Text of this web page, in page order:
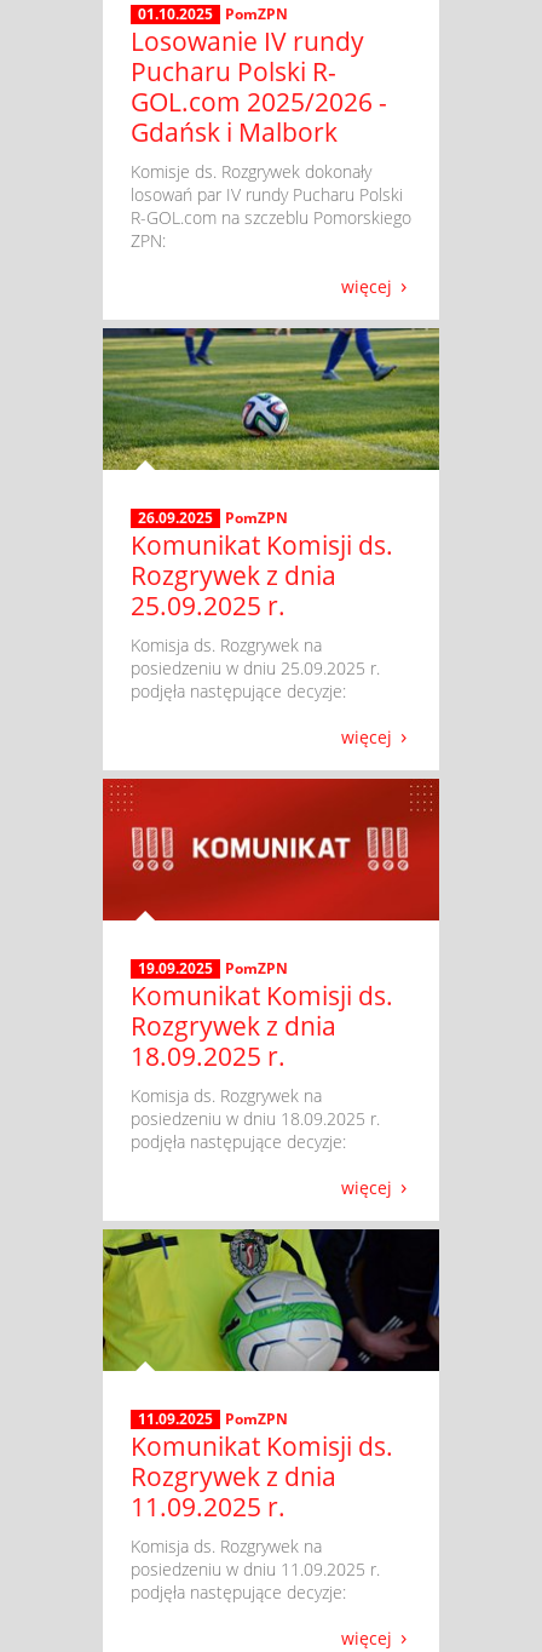
01.10.2025 PomZPN
Losowanie IV rundy
Pucharu Polski R-
GOL.com 2025/2026 -
Gdańsk i Malbork
​ Komisje ds. Rozgrywek dokonały
losowań par IV rundy Pucharu Polski
R-GOL.com na szczeblu Pomorskiego
ZPN:
więcej
26.09.2025 PomZPN
Komunikat Komisji ds.
Rozgrywek z dnia
25.09.2025 r.
​ Komisja ds. Rozgrywek na
posiedzeniu w dniu 25.09.2025 r.
podjęła następujące decyzje:
więcej
19.09.2025 PomZPN
Komunikat Komisji ds.
Rozgrywek z dnia
18.09.2025 r.
​ Komisja ds. Rozgrywek na
posiedzeniu w dniu 18.09.2025 r.
podjęła następujące decyzje:
więcej
11.09.2025 PomZPN
Komunikat Komisji ds.
Rozgrywek z dnia
11.09.2025 r.
​ Komisja ds. Rozgrywek na
posiedzeniu w dniu 11.09.2025 r.
podjęła następujące decyzje:
więcej